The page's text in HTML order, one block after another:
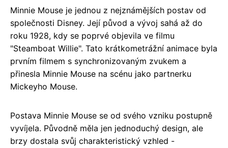
Minnie Mouse je jednou z nejznámějších postav od
společnosti Disney. Její původ a vývoj sahá až do
roku 1928, kdy se poprvé objevila ve filmu
"Steamboat Willie". Tato krátkometrážní animace byla
prvním filmem s synchronizovaným zvukem a
přinesla Minnie Mouse na scénu jako partnerku
Mickeyho Mouse.
Postava Minnie Mouse se od svého vzniku postupně
vyvíjela. Původně měla jen jednoduchý design, ale
brzy dostala svůj charakteristický vzhled -